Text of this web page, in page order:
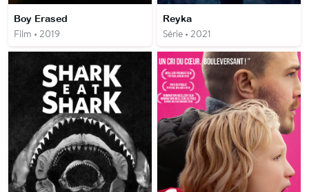
Boy Erased
Film • 2019
Reyka
Série • 2021